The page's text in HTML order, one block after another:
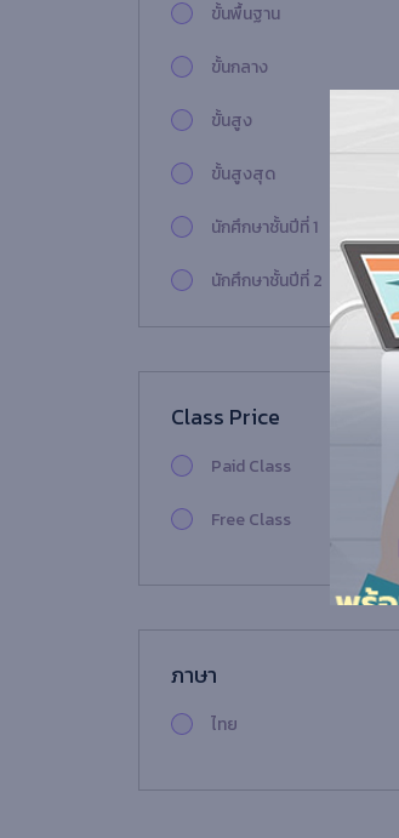
ขั้นพื้นฐาน
ขั้นกลาง
ขั้นสูง
ขั้นสูงสุด
นักศึกษาชั้นปีที่ 1
นักศึกษาชั้นปีที่ 2
Class Price
Paid Class
Free Class
ภาษา
ไทย